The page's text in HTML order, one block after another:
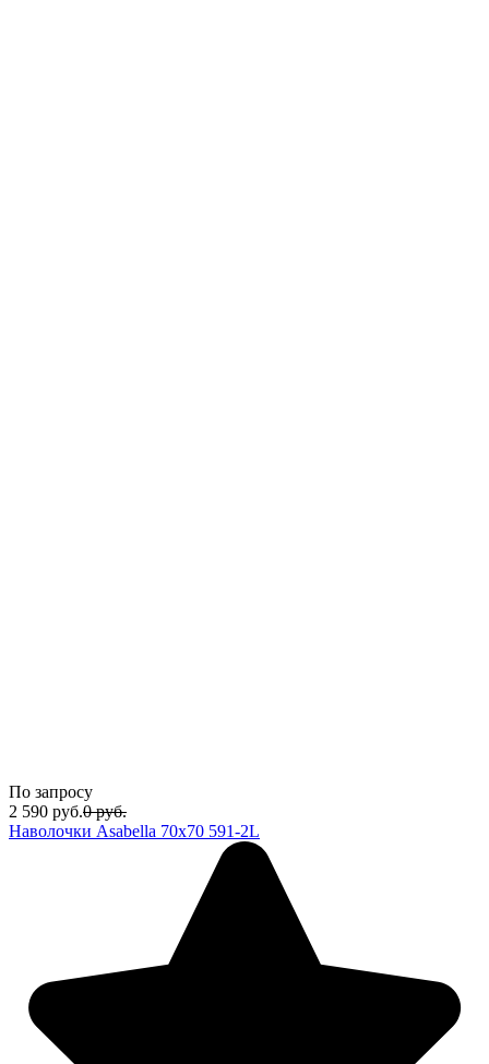
По запросу
2 590 руб.0 руб.
Наволочки Asabella 70x70 591-2L